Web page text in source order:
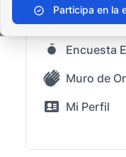
Participa en la
Biblia
Encuesta
Muro de
Mi Perfil